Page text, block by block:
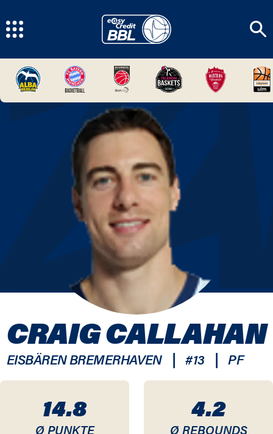
14.8
Ø PUNKTE
4.2
Ø REBOUNDS
CRAIG CALLAHAN
EISBÄREN BREMERHAVEN | #13 | PF